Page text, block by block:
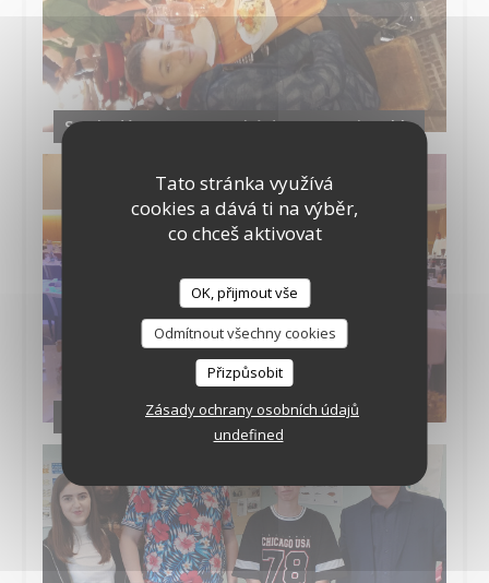
Tato stránka využívá
cookies a dává ti na výběr,
co chceš aktivovat
OK, přijmout vše
Odmítnout všechny cookies
Přizpůsobit
Zásady ochrany osobních údajů
undefined
Sortie découverte marché de Gros et vignoble
Prestation salle MLK